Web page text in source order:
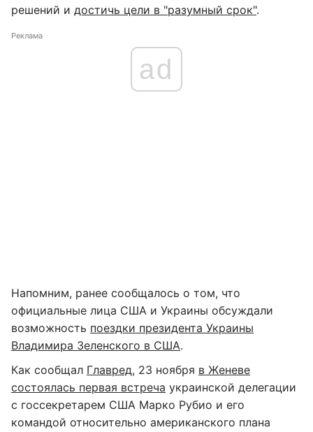
решений и достичь цели в "разумный срок".
Реклама
ad
Напомним, ранее сообщалось о том, что
официальные лица США и Украины обсуждали
возможность поездки президента Украины
Владимира Зеленского в США.
Как сообщал Главред, 23 ноября в Женеве
состоялась первая встреча украинской делегации
с госсекретарем США Марко Рубио и его
командой относительно американского плана